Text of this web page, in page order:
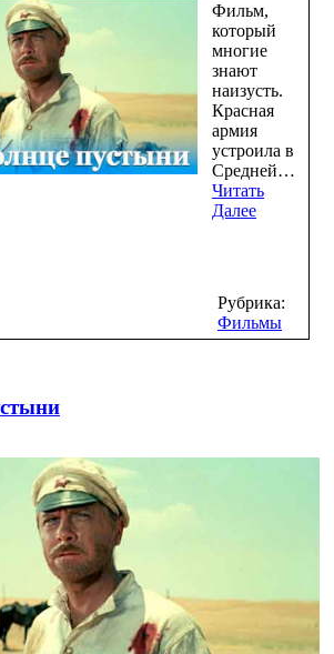
Фильм,
который
многие
знают
наизусть.
Красная
армия
устроила в
Средней…
Читать
Далее
Рубрика:
Фильмы